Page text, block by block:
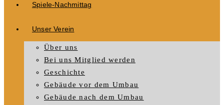
Spiele-Nachmittag
Unser Verein
Über uns
Bei uns Mitglied werden
Geschichte
Gebäude vor dem Umbau
Gebäude nach dem Umbau